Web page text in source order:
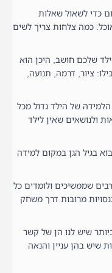
כדי לשאול שאלות
כמה צלחות צריך לשים
שלכם חושב, היכן הוא
ציור, דרמה, תנועה,
של הילד גדול מכל
ולנושאים שאין לילד
בגיל הגן במקום למידה
שממשיכים ולומדים כל
מרובות דרך משחק
שיש לנו הן של קשר
שיש בהן עניין והנאה